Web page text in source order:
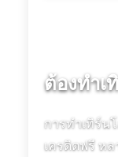
ต้องทำเ
การทำเทิร์น
เครดิตฟรี ห